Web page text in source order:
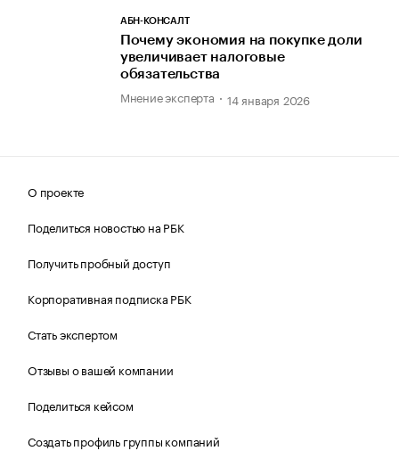
АБН-КОНСАЛТ
Почему экономия на покупке доли
увеличивает налоговые
обязательства
Мнение эксперта 14 января 2026
О проекте
Поделиться новостью на РБК
Получить пробный доступ
Корпоративная подписка РБК
Стать экспертом
Отзывы о вашей компании
Поделиться кейсом
Создать профиль группы компаний